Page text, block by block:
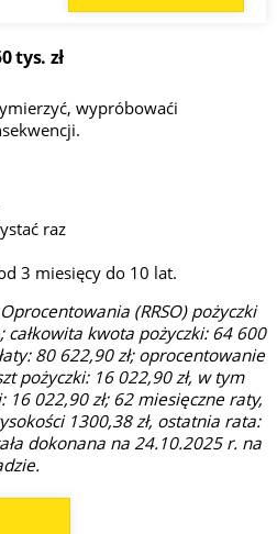
tys. zł
wypróbowaći
raz
3 miesięcy do 10 lat.
(RRSO) pożyczki
kwota pożyczki: 64 600
80 622,90 zł; oprocentowanie
pożyczki: 16 022,90 zł, w tym
16 022,90 zł; 62 miesięczne raty,
1300,38 zł, ostatnia rata:
dokonana na 24.10.2025 r. na